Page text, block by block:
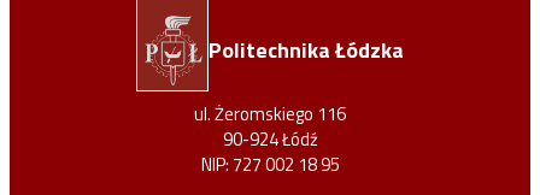
https://orcid.org/0000-0003-3307-5626
Politechnika Łódzka
ul. Żeromskiego 116
90-924 Łódź
NIP: 727 002 18 95